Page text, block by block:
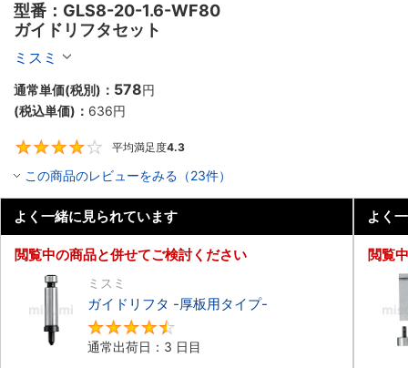
型番：GLS8-20-1.6-WF80
ガイドリフタセット
ミスミ
通常単価(税別)： 578円
(税込単価)： 636円
平均満足度4.3
この商品のレビューをみる（23件）
よく一緒に見られています
閲覧中の商品と併せてご検討ください
ミスミ
ガイドリフタ -厚板用タイプ-
通常出荷日：3 日目
よく
閲覧